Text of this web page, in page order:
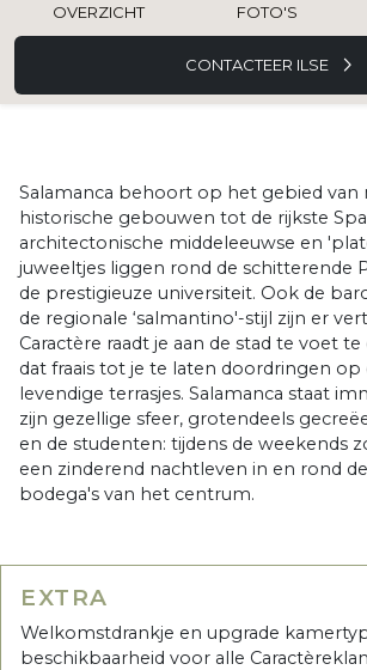
OVERZICHT FOTO'S
CONTACTEER ILSE
Salamanca behoort op het gebied
historische gebouwen tot de rijkste
architectonische middeleeuwse en
juweeltjes liggen rond de schitterende
de prestigieuze universiteit. Ook de
de regionale ‘salmantino'-stijl zijn er
Caractère raadt je aan de stad te voet
dat fraais tot je te laten doordringen op
levendige terrasjes. Salamanca staat
zijn gezellige sfeer, grotendeels
en de studenten: tijdens de weekends
een zinderend nachtleven in en rond
bodega's van het centrum.
EXTRA
Welkomstdrankje en upgrade
beschikbaarheid voor alle